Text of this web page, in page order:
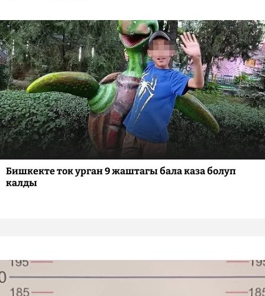
Бишкекте ток урган 9 жаштагы бала каза болуп
калды